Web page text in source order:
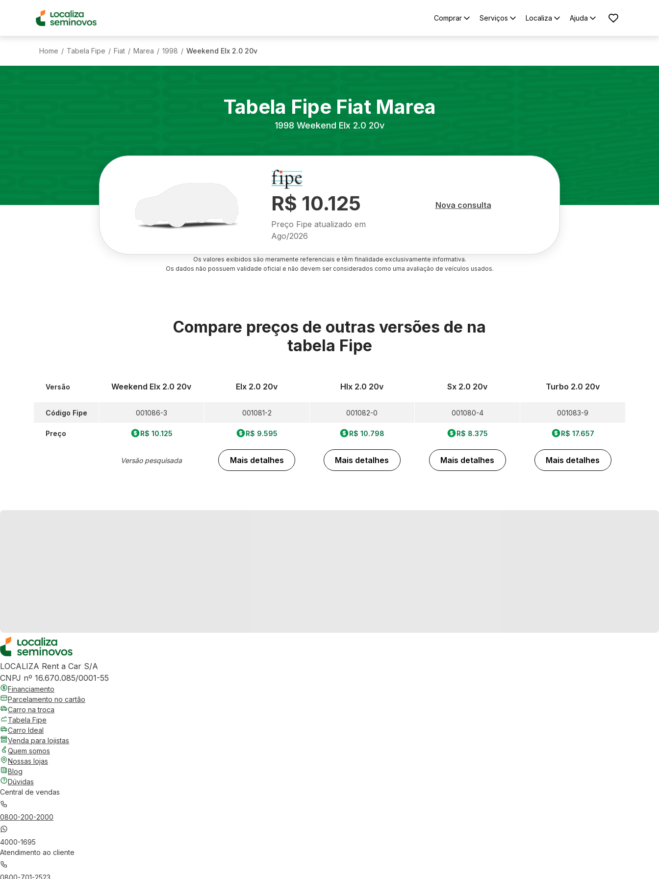
Comprar Serviços Localiza Ajuda
Home / Tabela Fipe / Fiat / Marea / 1998 / Weekend Elx 2.0 20v
Tabela Fipe Fiat Marea
1998 Weekend Elx 2.0 20v
R$ 10.125
Preço Fipe atualizado em
Ago/2026
Nova consulta
Os valores exibidos são meramente referenciais e têm finalidade exclusivamente informativa.
Os dados não possuem validade oficial e não devem ser considerados como uma avaliação de veículos usados.
Compare preços de outras versões de na
tabela Fipe
Versão
Código Fipe
Preço
Weekend Elx 2.0 20v
001086-3
R$ 10.125
Versão pesquisada
Elx 2.0 20v
001081-2
R$ 9.595
Mais detalhes
Hlx 2.0 20v
001082-0
R$ 10.798
Mais detalhes
Sx 2.0 20v
001080-4
R$ 8.375
Mais detalhes
Turbo 2.0 20v
001083-9
R$ 17.657
Mais detalhes
LOCALIZA Rent a Car S/A
CNPJ nº 16.670.085/0001-55
Financiamento
Parcelamento no cartão
Carro na troca
Tabela Fipe
Carro Ideal
Venda para lojistas
Quem somos
Nossas lojas
Blog
Dúvidas
Central de vendas
0800-200-2000
4000-1695
Atendimento ao cliente
0800-701-2523